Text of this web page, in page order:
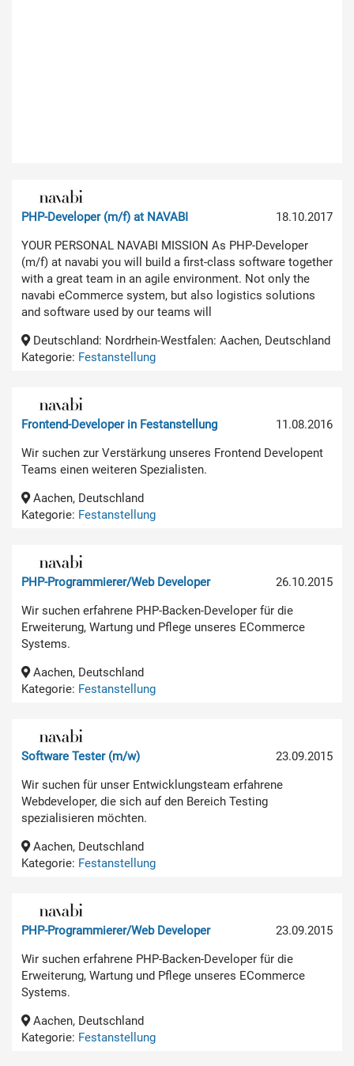
18.10.2017
PHP-Developer (m/f) at NAVABI
YOUR PERSONAL NAVABI MISSION As PHP-Developer
(m/f) at navabi you will build a first-class software together
with a great team in an agile environment. Not only the
navabi eCommerce system, but also logistics solutions
and software used by our teams will
Deutschland: Nordrhein-Westfalen: Aachen, Deutschland
Kategorie: Festanstellung
11.08.2016
Frontend-Developer in Festanstellung
Wir suchen zur Verstärkung unseres Frontend Developent
Teams einen weiteren Spezialisten.
Aachen, Deutschland
Kategorie: Festanstellung
26.10.2015
PHP-Programmierer/Web Developer
Wir suchen erfahrene PHP-Backen-Developer für die
Erweiterung, Wartung und Pflege unseres ECommerce
Systems.
Aachen, Deutschland
Kategorie: Festanstellung
23.09.2015
Software Tester (m/w)
Wir suchen für unser Entwicklungsteam erfahrene
Webdeveloper, die sich auf den Bereich Testing
spezialisieren möchten.
Aachen, Deutschland
Kategorie: Festanstellung
23.09.2015
PHP-Programmierer/Web Developer
Wir suchen erfahrene PHP-Backen-Developer für die
Erweiterung, Wartung und Pflege unseres ECommerce
Systems.
Aachen, Deutschland
Kategorie: Festanstellung